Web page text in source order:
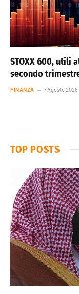
STOXX 600, utili
secondo
FINANZA 7 Agosto 2026
TOP POSTS